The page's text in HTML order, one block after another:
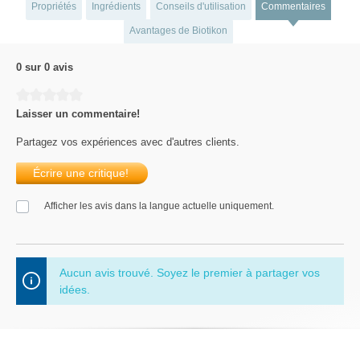
Propriétés Ingrédients Conseils d'utilisation Commentaires
Avantages de Biotikon
0 sur 0 avis
Laisser un commentaire!
Partagez vos expériences avec d'autres clients.
Écrire une critique!
Afficher les avis dans la langue actuelle uniquement.
Aucun avis trouvé. Soyez le premier à partager vos
idées.